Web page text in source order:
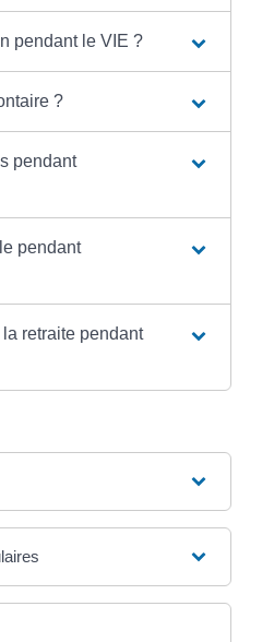
pendant le VIE ?
?
pendant
pendant
retraite pendant